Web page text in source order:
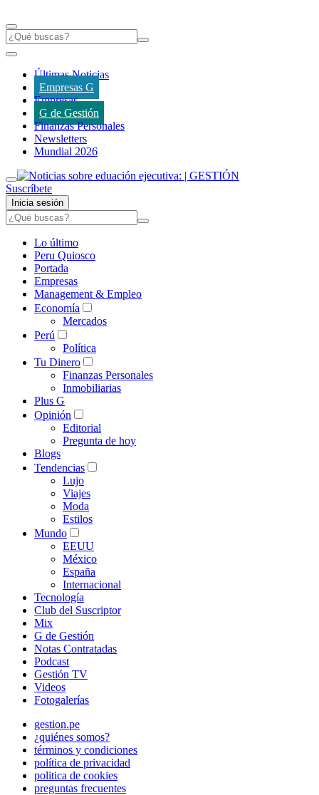
Últimas Noticias
Empresas G
Empresas
G de Gestión
Finanzas Personales
Newsletters
Mundial 2026
Suscríbete
Inicia sesión
Lo último
Peru Quiosco
Portada
Empresas
Management & Empleo
Economía
Mercados
Perú
Política
Tu Dinero
Finanzas Personales
Inmobiliarias
Plus G
Opinión
Editorial
Pregunta de hoy
Blogs
Tendencias
Lujo
Viajes
Moda
Estilos
Mundo
EEUU
México
España
Internacional
Tecnología
Club del Suscriptor
Mix
G de Gestión
Notas Contratadas
Podcast
Gestión TV
Videos
Fotogalerías
gestion.pe
¿quiénes somos?
términos y condiciones
política de privacidad
politica de cookies
preguntas frecuentes